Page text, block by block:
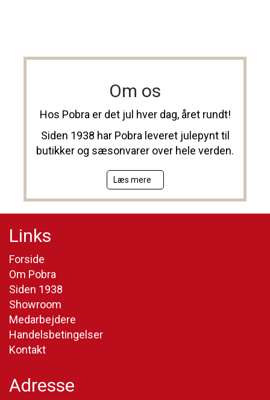
Om os
Hos Pobra er det jul hver dag, året rundt!
Siden 1938 har Pobra leveret julepynt til
butikker og sæsonvarer over hele verden.
Læs mere
Links
Forside
Om Pobra
Siden 1938
Showroom
Medarbejdere
Handelsbetingelser
Kontakt
Adresse